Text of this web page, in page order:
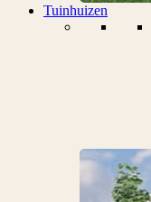
Tuinhuizen